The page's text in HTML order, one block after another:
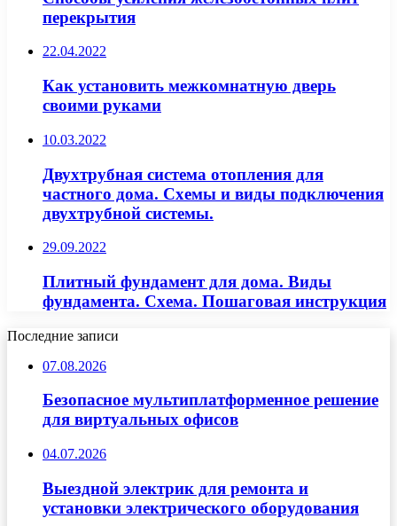
перекрытия
22.04.2022
Как установить межкомнатную дверь
своими руками
10.03.2022
Двухтрубная система отопления для
частного дома. Схемы и виды подключения
двухтрубной системы.
29.09.2022
Плитный фундамент для дома. Виды
фундамента. Схема. Пошаговая инструкция
Последние записи
07.08.2026
Безопасное мультиплатформенное решение
для виртуальных офисов
04.07.2026
Выездной электрик для ремонта и
установки электрического оборудования